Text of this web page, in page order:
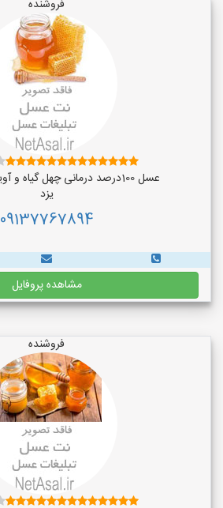
فروشنده
عسل 100درصد درمانی چهل گیاه و آویشن به ضمانت
یزد
09137767894
مشاهده پروفایل
فروشنده